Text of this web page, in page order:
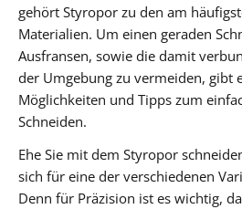
gehört Styropor zu den am
Materialien. Um einen geraden
Ausfransen, sowie die damit
der Umgebung zu vermeiden, gibt
Möglichkeiten und Tipps zum
Schneiden.
Ehe Sie mit dem Styropor
sich für eine der verschiedenen
Denn für Präzision ist es wichtig,